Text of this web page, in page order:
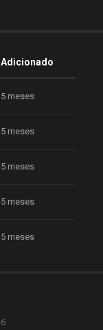
Adicionado
5 meses
5 meses
5 meses
5 meses
5 meses